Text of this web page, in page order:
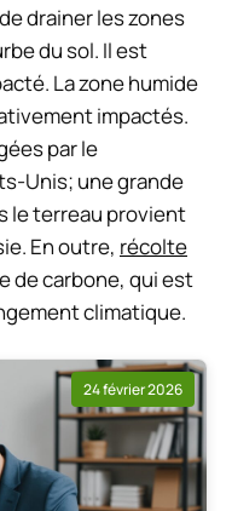
drainer les zones
du sol. Il est
La zone humide
impactés.
par le
Unis; une grande
le terreau provient
En outre, récolte
de carbone, qui est
climatique.
24 février 2026